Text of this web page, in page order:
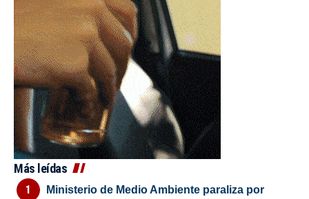
Más leídas
Ministerio de Medio Ambiente paraliza por